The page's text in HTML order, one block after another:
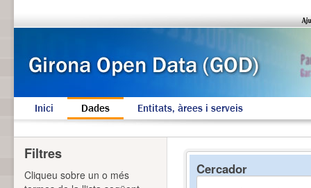
Inici Dades Entitats, àrees i serveis
Cercador
Filtres
Cliqueu sobre un o més